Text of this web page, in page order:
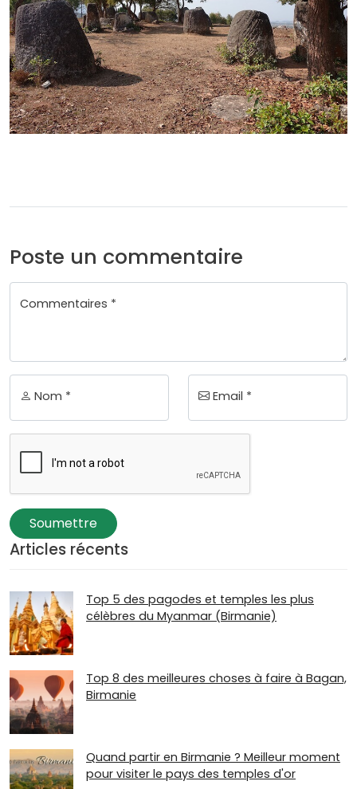
Poste un commentaire
Commentaires *
Nom * Email *
Soumettre
Articles récents
Top 5 des pagodes et temples les plus
célèbres du Myanmar (Birmanie)
Top 8 des meilleures choses à faire à Bagan,
Birmanie
Quand partir en Birmanie ? Meilleur moment
pour visiter le pays des temples d'or